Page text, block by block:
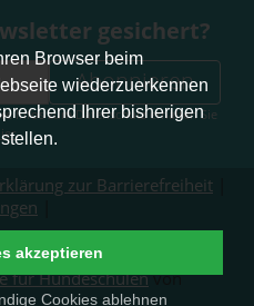
Browser beim
wiederzuerkennen
Ihrer bisherigen
Cookies ablehnen
akzeptieren
gesichert?
Abonnieren
Infos zum Datenschutz erhalten Sie
.
zur Barrierefreiheit
Rechte vorbehalten.
für Hundeschulenvon